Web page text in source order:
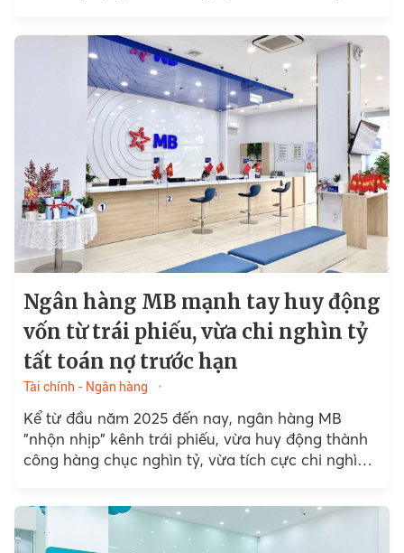
Ngân hàng MB mạnh tay huy động
vốn từ trái phiếu, vừa chi nghìn tỷ
tất toán nợ trước hạn
Tài chính - Ngân hàng
Kể từ đầu năm 2025 đến nay, ngân hàng MB
"nhộn nhịp" kênh trái phiếu, vừa huy động thành
công hàng chục nghìn tỷ, vừa tích cực chi nghìn